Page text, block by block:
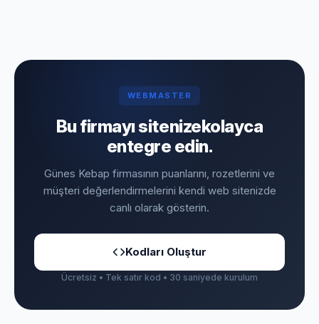
WEBMASTER
Bu firmayı sitenizekolayca
entegre edin.
Günes Kebap firmasının puanlarını, rozetlerini ve
müşteri değerlendirmelerini kendi web sitenizde
canlı olarak gösterin.
Kodları Oluştur
Ücretsiz • Tek satır kod • 30 saniyede kurulum